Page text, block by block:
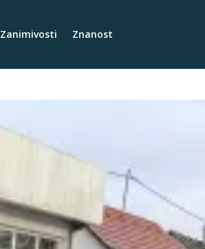
Zanimivosti Znanost